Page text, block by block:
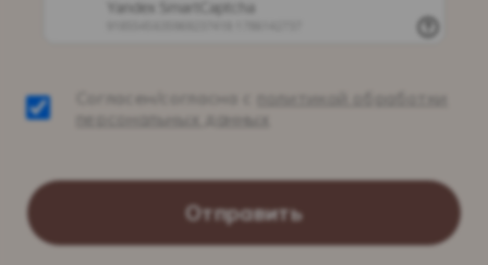
Согласен/согласна с
политикой обработки
персональных данных
Отправить